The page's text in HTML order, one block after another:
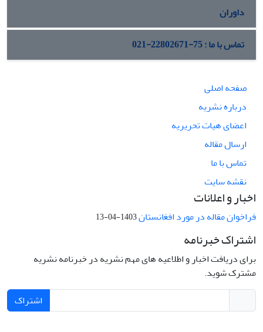
داوران
تماس با ما : 75-22802671-021
صفحه اصلی
درباره نشریه
اعضای هیات تحریریه
ارسال مقاله
تماس با ما
نقشه سایت
اخبار و اعلانات
فراخوان مقاله در مورد افغانستان1403-04-13
اشتراک خبرنامه
برای دریافت اخبار و اطلاعیه های مهم نشریه در خبرنامه نشریه
مشترک شوید.
اشتراک